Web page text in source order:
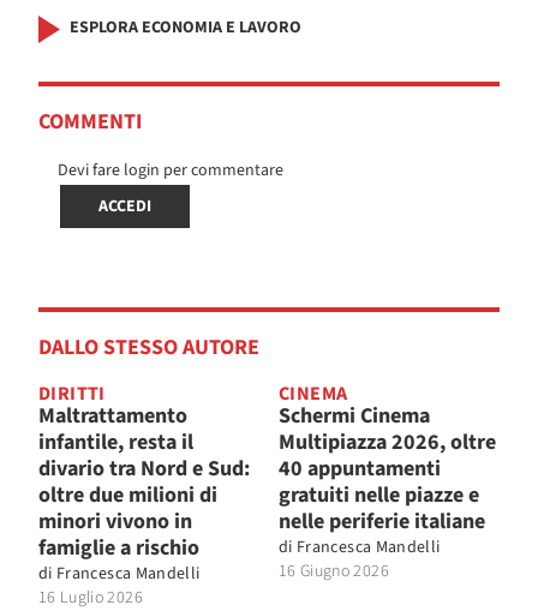
ESPLORA ECONOMIA E LAVORO
COMMENTI
Devi fare login per commentare
ACCEDI
DALLO STESSO AUTORE
DIRITTI
Maltrattamento
infantile, resta il
divario tra Nord e Sud:
oltre due milioni di
minori vivono in
famiglie a rischio
di Francesca Mandelli
16 Luglio 2026
CINEMA
Schermi Cinema
Multipiazza 2026, oltre
40 appuntamenti
gratuiti nelle piazze e
nelle periferie italiane
di Francesca Mandelli
16 Giugno 2026